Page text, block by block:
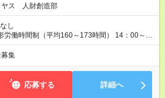
ヤス 人財創造部
し
時間制（平均160～173時間） 14：00～
は拠点により異
集
応募する 詳細へ